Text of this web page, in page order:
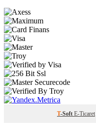
T-Soft E-Ticaret